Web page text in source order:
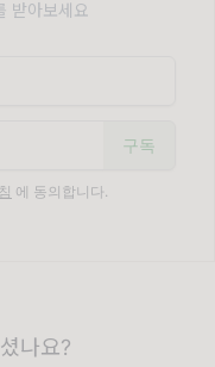
받아보세요
에 동의합니다.
나요?